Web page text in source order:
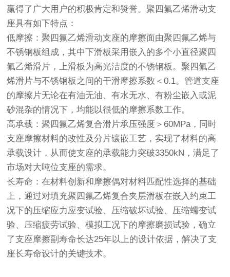
赢得了广大用户的积极肯定和赞誉。聚四氟乙烯滑动支
座具有如下特点：
低摩擦：聚四氟乙烯滑动支座的摩擦面由聚四氟乙烯与
不锈钢板组成，其中下滑板采用嵌入的多个小直径聚四
氟乙烯滑片，上滑板为高光洁度的不锈钢板。聚四氟乙
烯滑片与不锈钢板之间的干滑摩擦系数＜0.1。管道支座
的摩擦片无论在有油无油、有水无水、有粉尘嵌入或泥
砂混杂的情况下，均能以很低的摩擦系数工作。
高承载：聚四氟乙烯复合滑片承压强度＞60MPa，同时
支座摩擦材料的改性及分片镶嵌工艺，实现了材料的高
承载设计，从而使支座的承载能力突破3350kN，满足了
市场对大吨位支座的需求。
长寿命：在材料创新和摩擦偶对材料匹配性选择的基础
上，通过对填充聚四氟乙烯复合夹层滑板在嵌入约束工
况下的压缩应力应变试验、压缩破坏试验、压缩蠕变试
验、压缩疲劳试验、模拟工况下的摩擦磨损试验，确立
了支座摩擦副寿命长达25年以上的设计依据，解决了支
座长寿命设计的关键技术。